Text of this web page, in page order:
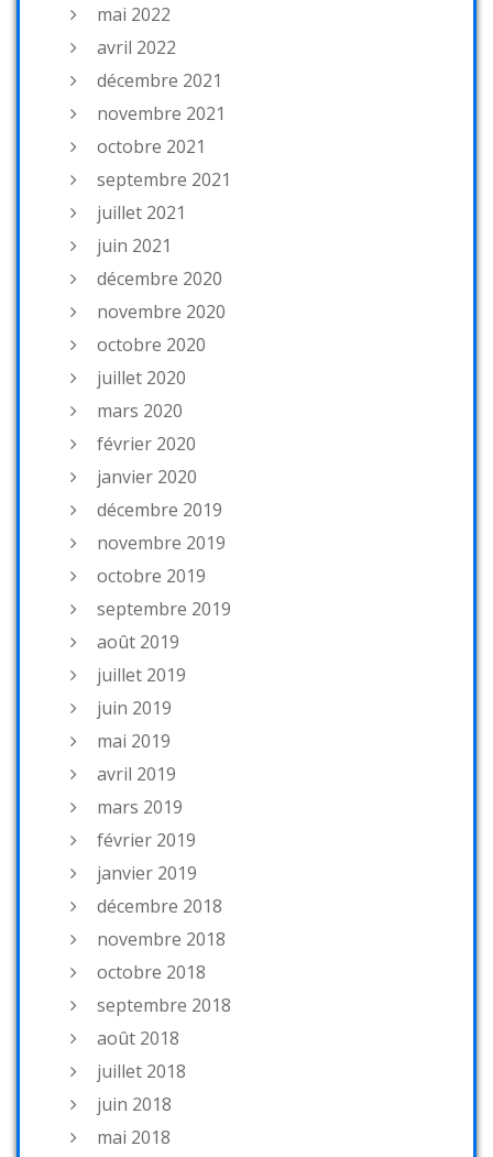
mai 2022
avril 2022
décembre 2021
novembre 2021
octobre 2021
septembre 2021
juillet 2021
juin 2021
décembre 2020
novembre 2020
octobre 2020
juillet 2020
mars 2020
février 2020
janvier 2020
décembre 2019
novembre 2019
octobre 2019
septembre 2019
août 2019
juillet 2019
juin 2019
mai 2019
avril 2019
mars 2019
février 2019
janvier 2019
décembre 2018
novembre 2018
octobre 2018
septembre 2018
août 2018
juillet 2018
juin 2018
mai 2018